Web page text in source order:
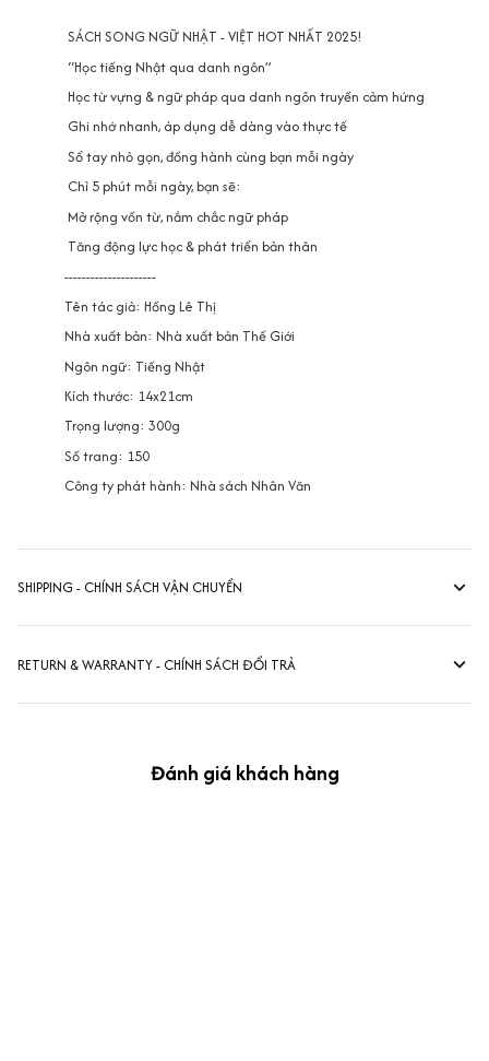
SÁCH SONG NGỮ NHẬT - VIỆT HOT NHẤT 2025!
“Học tiếng Nhật qua danh ngôn”
Học từ vựng & ngữ pháp qua danh ngôn truyền cảm hứng
Ghi nhớ nhanh, áp dụng dễ dàng vào thực tế
Sổ tay nhỏ gọn, đồng hành cùng bạn mỗi ngày
Chỉ 5 phút mỗi ngày, bạn sẽ:
Mở rộng vốn từ, nắm chắc ngữ pháp
Tăng động lực học & phát triển bản thân
---------------------
Tên tác giả: Hồng Lê Thị
Nhà xuất bản: Nhà xuất bản Thế Giới
Ngôn ngữ: Tiếng Nhật
Kích thước: 14x21cm
Trọng lượng: 300g
Số trang: 150
Công ty phát hành: Nhà sách Nhân Văn
SHIPPING - CHÍNH SÁCH VẬN CHUYỂN
RETURN & WARRANTY - CHÍNH SÁCH ĐỔI TRẢ
Đánh giá khách hàng